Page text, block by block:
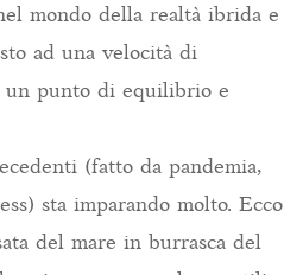
mondo della realtà ibrida e
ad una velocità di
un punto di equilibrio e
(fatto da pandemia,
sta imparando molto. Ecco
del mare in burrasca del